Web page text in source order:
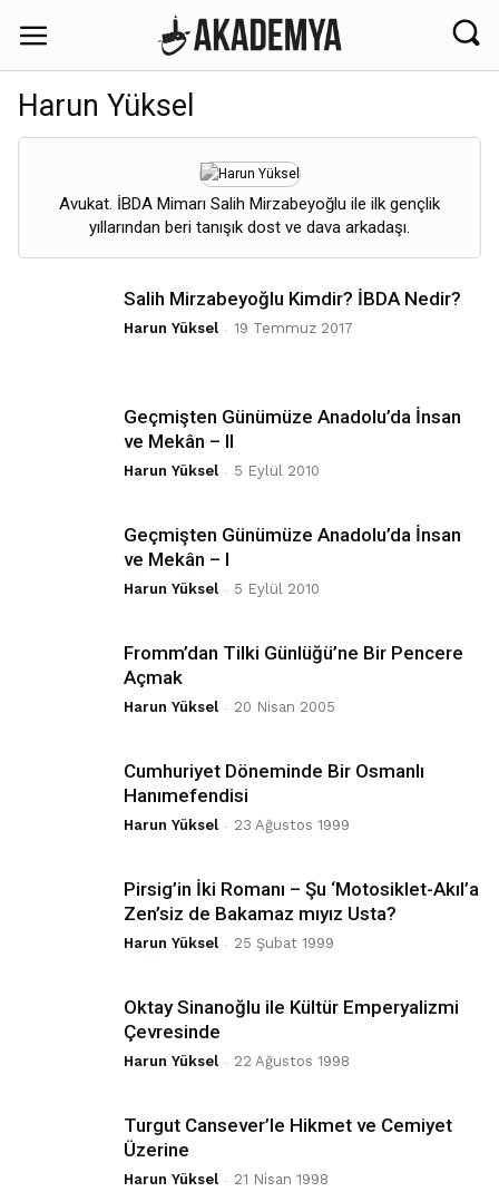
Harun Yüksel
Avukat. İBDA Mimarı Salih Mirzabeyoğlu ile ilk gençlik
yıllarından beri tanışık dost ve dava arkadaşı.
Salih Mirzabeyoğlu Kimdir? İBDA Nedir?
Harun Yüksel - 19 Temmuz 2017
Geçmişten Günümüze Anadolu’da İnsan
ve Mekân – II
Harun Yüksel - 5 Eylül 2010
Geçmişten Günümüze Anadolu’da İnsan
ve Mekân – I
Harun Yüksel - 5 Eylül 2010
Fromm’dan Tilki Günlüğü’ne Bir Pencere
Açmak
Harun Yüksel - 20 Nisan 2005
Cumhuriyet Döneminde Bir Osmanlı
Hanımefendisi
Harun Yüksel - 23 Ağustos 1999
Pirsig’in İki Romanı – Şu ‘Motosiklet-Akıl’a
Zen’siz de Bakamaz mıyız Usta?
Harun Yüksel - 25 Şubat 1999
Oktay Sinanoğlu ile Kültür Emperyalizmi
Çevresinde
Harun Yüksel - 22 Ağustos 1998
Turgut Cansever’le Hikmet ve Cemiyet
Üzerine
Harun Yüksel - 21 Nisan 1998